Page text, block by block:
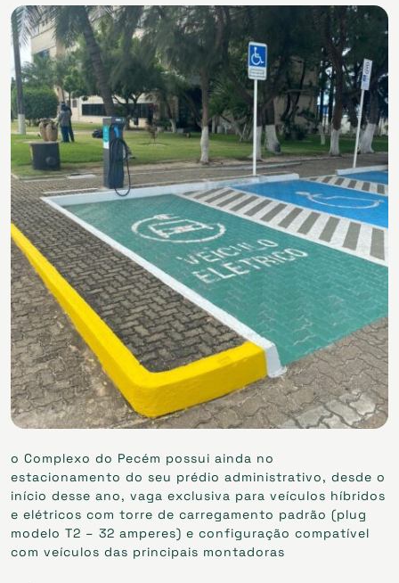
o Complexo do Pecém possui ainda no
estacionamento do seu prédio administrativo, desde o
início desse ano, vaga exclusiva para veículos híbridos
e elétricos com torre de carregamento padrão (plug
modelo T2 – 32 amperes) e configuração compatível
com veículos das principais montadoras